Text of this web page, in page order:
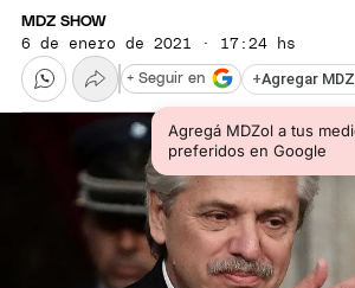
MDZ SHOW
6 de enero de 2021 · 17:24 hs
+Agregar
Agregá MDZol a tus
preferidos en Google
+ Seguir en